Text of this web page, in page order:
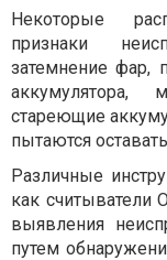
Некоторые
признаки
затемнение фар,
аккумулятора,
стареющие
пытаются
Различные
как считыватели
выявления
путем